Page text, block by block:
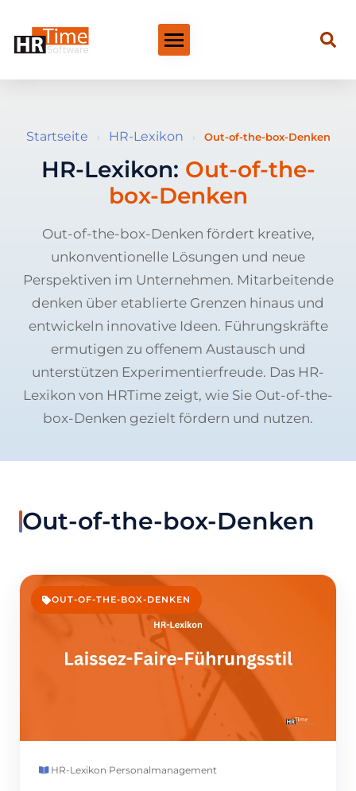
Startseite › HR-Lexikon › Out-of-the-box-Denken
HR-Lexikon: Out-of-the-
box-Denken
Out-of-the-box-Denken fördert kreative,
unkonventionelle Lösungen und neue
Perspektiven im Unternehmen. Mitarbeitende
denken über etablierte Grenzen hinaus und
entwickeln innovative Ideen. Führungskräfte
ermutigen zu offenem Austausch und
unterstützen Experimentierfreude. Das HR-
Lexikon von HRTime zeigt, wie Sie Out-of-the-
box-Denken gezielt fördern und nutzen.
Out-of-the-box-Denken
OUT-OF-THE-BOX-DENKEN
HR-Lexikon·Personalmanagement